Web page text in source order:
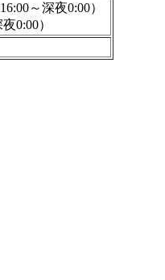
～深夜0:00）
0:00）